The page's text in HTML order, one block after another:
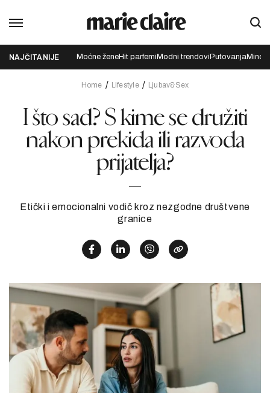
NAJČITANIJE Moćne ženeHit parfemi Modni trendovi Putovanja
Home Lifestyle Ljubav&Sex
I što sad? S kime se družiti
nakon prekida ili razvoda
prijatelja?
Etički i emocionalni vodič kroz nezgodne društvene
granice